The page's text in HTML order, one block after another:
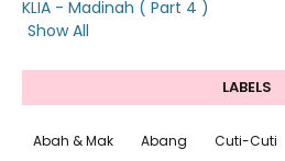
KLIA - Madinah ( Part 4 )
Show All
LABELS
Abah & Mak Abang Cuti-Cuti